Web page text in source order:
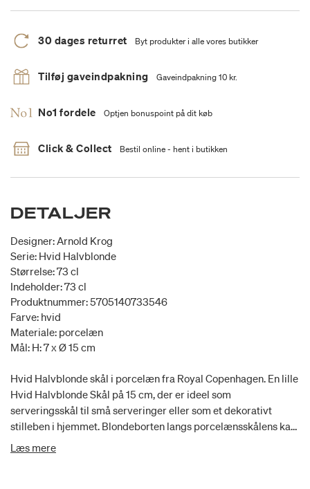
30 dages returret Byt produkter i alle vores butikker
Tilføj gaveindpakning Gaveindpakning 10 kr.
No1 fordele Optjen bonuspoint på dit køb
Click & Collect Bestil online - hent i butikken
DETALJER
Designer: Arnold Krog
Serie: Hvid Halvblonde
Størrelse: 73 cl
Indeholder: 73 cl
Produktnummer: 5705140733546
Farve: hvid
Materiale: porcelæn
Mål: H: 7 x Ø 15 cm
Hvid Halvblonde skål i porcelæn fra Royal Copenhagen. En lille
Hvid Halvblonde Skål på 15 cm, der er ideel som
serveringsskål til små serveringer eller som et dekorativt
stilleben i hjemmet. Blondeborten langs porcelænsskålens kant
skaber en elegant overgang til de taktile rifler, som smukt
Læs mere